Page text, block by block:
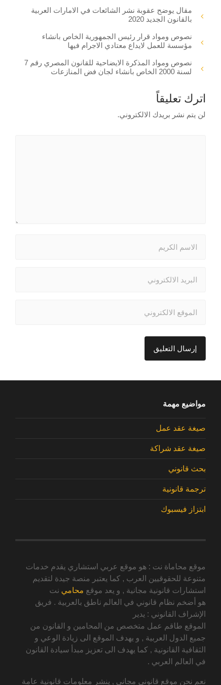
مقال يوضح عقوبة نشر الشائعات في الامارات العربية
بالقانون الجديد 2020
نصوص ومواد قرار رئيس الجمهورية الخاص بانشاء
مؤسسة للعمل لايداع معتادي الاجرام فيها
نصوص ومواد المذكرة الايضاحية للقانون المصري رقم 7
لسنة 2000 الخاص بانشاء لجان فض المنازعات
اترك تعليقاً
لن يتم نشر بريدك الالكتروني.
مواضيع مهمة
صيغة عقد عمل
صيغة عقد شراكة
بحث قانوني
ترجمة قانونية
ابتزاز فيسبوك
موقع محاماة نت : هو موقع عربي استشاري يقدم خدمات
متنوعة للحقوقيين العرب , كما يعتبر منصة جيدة لتقديم
استشارات قانونية مجانية , و يعد موقع محامي نت
هو أضخم نظام قانوني في العالم ناطق بالعربية . فريق
الإشراف القانوني : يدير
الموقع طاقم عمل متخصص من المحامين و القانون من
جميع الدول العربية , و يهدف الموقع الى زيادة الوعي و
الثقافية القانونية , كما يهدف الى تعزيز مبدأ سيادة القانون
في العالم العربي .
نعم نحن موقع قانوني مجاني , ينشر معلومات قانونية عامة